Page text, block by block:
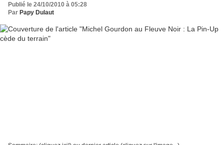
Publié le 24/10/2010 à 05:28
Par Papy Dulaut